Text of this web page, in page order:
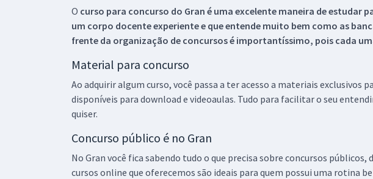
O curso para concurso do Gran é uma excelente maneira de
um corpo docente experiente e que entende muito bem como as
frente da organização de concursos é importantíssimo, pois cada
Material para concurso
Ao adquirir algum curso, você passa a ter acesso a materiais
disponíveis para download e videoaulas. Tudo para facilitar o seu
quiser.
Concurso público é no Gran
No Gran você fica sabendo tudo o que precisa sobre concursos
cursos online que oferecemos são ideais para quem possui uma rotina